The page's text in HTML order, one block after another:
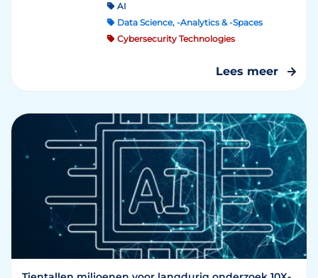
AI
Data Science, -Analytics & -Spaces
Cybersecurity Technologies
Lees meer